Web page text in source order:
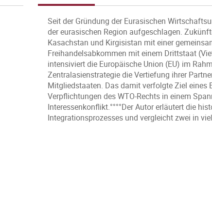
Seit der Gründung der Eurasischen
der eurasischen Region aufgeschlagen.
Kasachstan und Kirgisistan mit einer
Freihandelsabkommen mit einem Drittstaat
intensiviert die Europäische Union (EU) im
Zentralasienstrategie die Vertiefung ihrer
Mitgliedstaaten. Das damit verfolgte Ziel eines
Verpflichtungen des WTO-Rechts in einem
Interessenkonflikt.°°°°Der Autor erläutert die
Integrationsprozesses und vergleicht zwei in